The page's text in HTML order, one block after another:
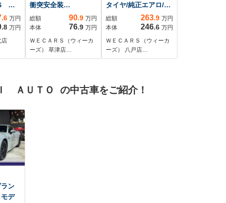
ナ
ニ
.6 万円
.8 万円
店
衝突安全装
置/Bluetooth接
続/ETC/EBD付ABS/
横滑り防止装置/アイ
ドリングストップ/フ
ルセグTV/DVD/エアバ
総額 90.9 万円
本体
76.9 万円
ＷＥＣＡＲＳ（ウィーカ
ーズ） 草津店…
タイヤ/純正エアロ/純
正 SDナビ/衝突安全装
置/シートヒーター 前
席/車線逸脱防止支援
システム/シート フル
レザー/電動バックド
総額 263.9 万円
本体
246.6 万円
ＷＥＣＡＲＳ（ウィーカ
ーズ） 八戸店…
ＡＵＴＯ の中古車をご紹介！
ン
デ